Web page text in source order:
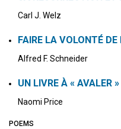
Carl J. Welz
FAIRE LA VOLONTÉ DE
Alfred F. Schneider
UN LIVRE À « AVALER »
Naomi Price
POEMS